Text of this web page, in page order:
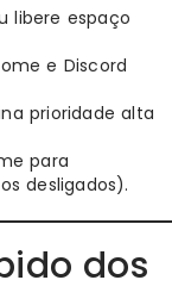
libere espaço
e Discord
prioridade alta
para
desligados).
dos